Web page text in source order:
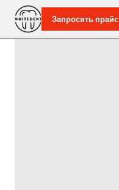
Запросить прайс